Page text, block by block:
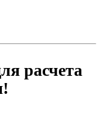
расчета